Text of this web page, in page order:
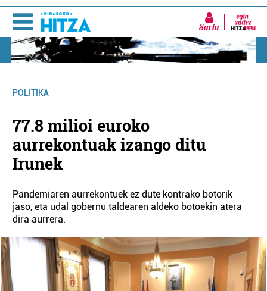
Sartu
POLITIKA
77.8 milioi euroko
aurrekontuak izango ditu
Irunek
Pandemiaren aurrekontuek ez dute kontrako botorik
jaso, eta udal gobernu taldearen aldeko botoekin atera
dira aurrera.